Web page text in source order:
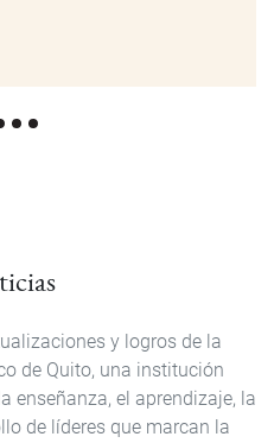
y logros de la
de Quito, una institución
enseñanza, el aprendizaje, la
de líderes que marcan la